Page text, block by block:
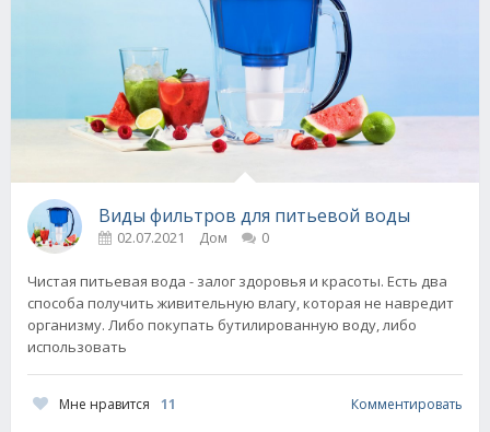
Виды фильтров для питьевой воды
02.07.2021 Дом 0
Чистая питьевая вода - залог здоровья и красоты. Есть два
способа получить живительную влагу, которая не навредит
организму. Либо покупать бутилированную воду, либо
использовать
Мне нравится 11 Комментировать